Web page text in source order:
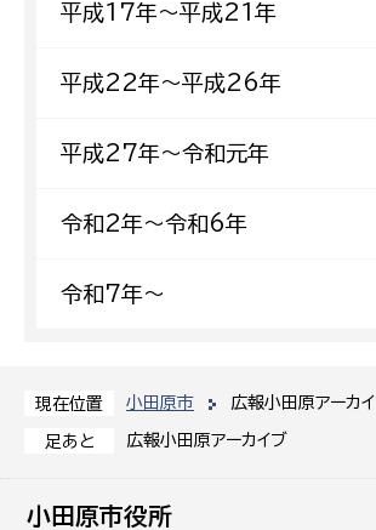
現在位置 小田原市 広報小田原アーカ
足あと 広報小田原アーカイブ
平成17年〜平成21年
平成22年〜平成26年
平成27年〜令和元年
令和2年〜令和6年
令和7年〜
小田原市役所